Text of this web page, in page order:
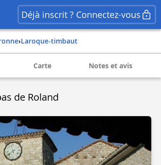
Déjà inscrit ? Connectez-vous
› laroque-timbaut
Carte Notes et avis
de Roland